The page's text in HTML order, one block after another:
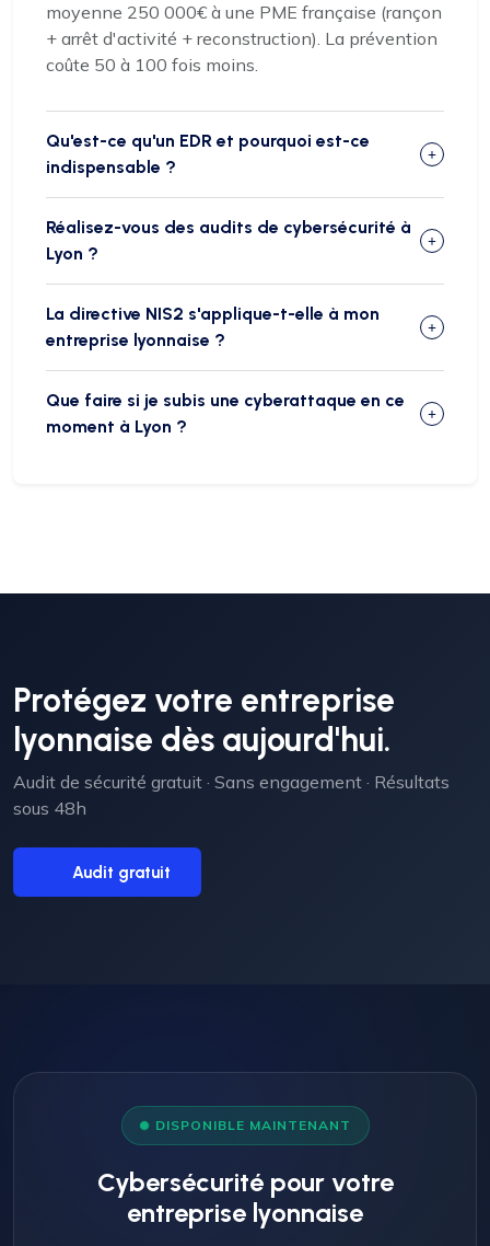
moyenne 250 000€ à une PME française (rançon
+ arrêt d'activité + reconstruction). La prévention
coûte 50 à 100 fois moins.
Qu'est-ce qu'un EDR et pourquoi est-ce
indispensable ?
Réalisez-vous des audits de cybersécurité à
Lyon ?
La directive NIS2 s'applique-t-elle à mon
entreprise lyonnaise ?
Que faire si je subis une cyberattaque en ce
moment à Lyon ?
Protégez votre entreprise
lyonnaise dès aujourd'hui.
Audit de sécurité gratuit · Sans engagement · Résultats
sous 48h
Audit gratuit
DISPONIBLE MAINTENANT
Cybersécurité pour votre
entreprise lyonnaise